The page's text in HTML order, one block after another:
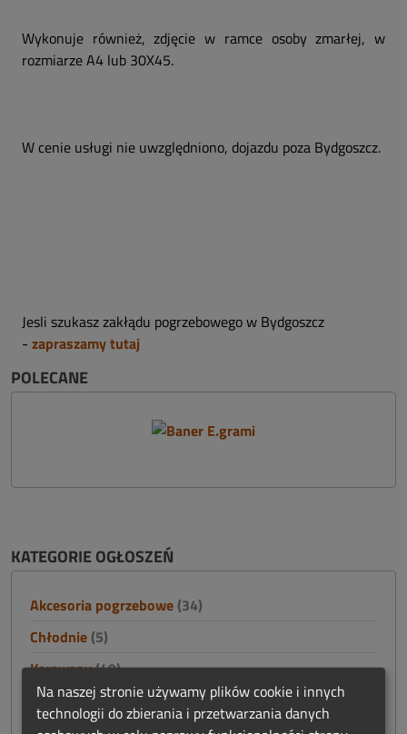
Wykonuje również, zdjęcie w ramce osoby zmarłej, w
rozmiarze A4 lub 30X45.
W cenie usługi nie uwzględniono, dojazdu poza Bydgoszcz.
Jesli szukasz zakłądu pogrzebowego w Bydgoszcz
- zapraszamy tutaj
POLECANE
KATEGORIE OGŁOSZEŃ
Akcesoria pogrzebowe (34)
Chłodnie (5)
Karawany(49)
Konstrukcje stalowe(19)
Na naszej stronie używamy plików cookie i innych
technologii do zbierania i przetwarzania danych